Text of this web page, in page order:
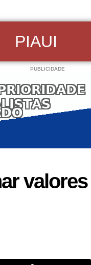
PIAUI
PUBLICIDADE
valores